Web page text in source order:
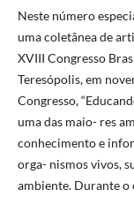
Neste número
uma coletânea de
XVIII Congresso
Teresópolis, em
Congresso,
uma das maio- res
conhecimento e
orga- nismos vivos,
ambiente. Durante